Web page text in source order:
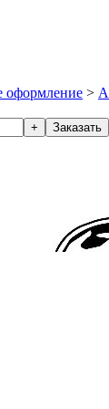
оформление >